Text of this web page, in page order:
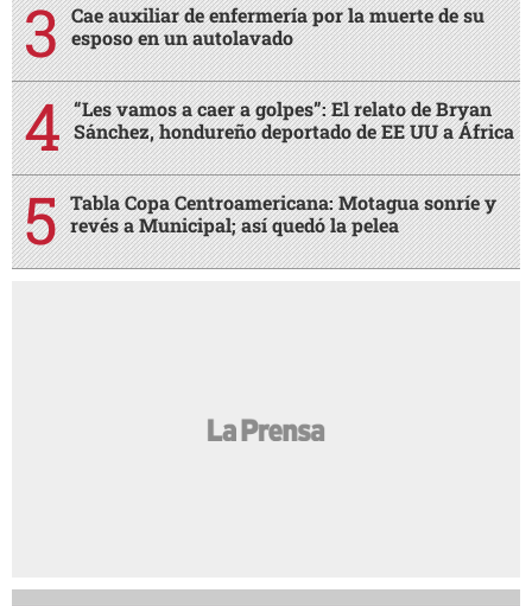
Cae auxiliar de enfermería por la muerte de su
esposo en un autolavado
“Les vamos a caer a golpes”: El relato de Bryan
Sánchez, hondureño deportado de EE UU a África
Tabla Copa Centroamericana: Motagua sonríe y
revés a Municipal; así quedó la pelea